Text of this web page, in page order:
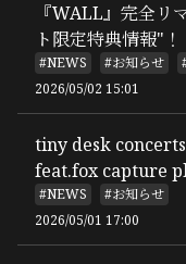
『WALL』完全リ
ト限定特典情報"！
#NEWS #お知らせ
2026/05/02 15:01
tiny desk concerts
feat.fox capture
#NEWS
#お知らせ
2026/05/01 17:00